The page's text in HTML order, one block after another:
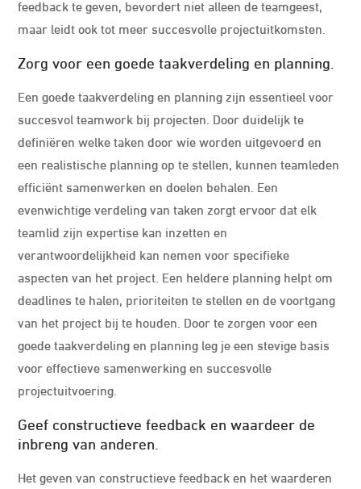
feedback te geven, bevordert niet alleen de teamgeest,
maar leidt ook tot meer succesvolle projectuitkomsten.
Zorg voor een goede taakverdeling en planning.
Een goede taakverdeling en planning zijn essentieel voor
succesvol teamwork bij projecten. Door duidelijk te
definiëren welke taken door wie worden uitgevoerd en
een realistische planning op te stellen, kunnen teamleden
efficiënt samenwerken en doelen behalen. Een
evenwichtige verdeling van taken zorgt ervoor dat elk
teamlid zijn expertise kan inzetten en
verantwoordelijkheid kan nemen voor specifieke
aspecten van het project. Een heldere planning helpt om
deadlines te halen, prioriteiten te stellen en de voortgang
van het project bij te houden. Door te zorgen voor een
goede taakverdeling en planning leg je een stevige basis
voor effectieve samenwerking en succesvolle
projectuitvoering.
Geef constructieve feedback en waardeer de
inbreng van anderen.
Het geven van constructieve feedback en het waarderen